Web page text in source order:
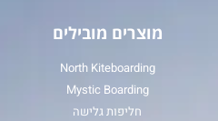
מוצרים מובילים
North Kiteboarding
Mystic Boarding
חליפות גלישה